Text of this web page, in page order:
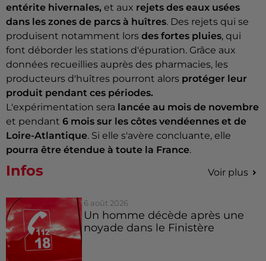
entérite hivernales, et aux rejets des eaux usées
dans les zones de parcs à huîtres. Des rejets qui se
produisent notamment lors des fortes pluies, qui
font déborder les stations d'épuration. Grâce aux
données recueillies auprès des pharmacies, les
producteurs d'huîtres pourront alors protéger leur
produit pendant ces périodes.
L'expérimentation sera lancée au mois de novembre
et pendant 6 mois sur les côtes vendéennes et de
Loire-Atlantique. Si elle s'avère concluante, elle
pourra être étendue à toute la France.
Infos Voir plus
6 août 2026
Un homme décède après une
noyade dans le Finistère